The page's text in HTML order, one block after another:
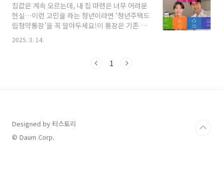
집값은 계속 오르는데, 내 집 마련은 너무 어려운
현실…이런 고민을 하는 청년이라면 ‘청년주택드
림청약통장’을 꼭 알아두세요!이 통장은 기존 청
약통장보다 우대금리, 비과세 혜택, 소득공제까
지 받을 수 있어요.특히, 올해 상반기에는 연계 대
입하는 게 유리하겠죠?1️⃣ 청년주택드림청약통
약통장이 있다면 전환 가능가입 가능 은행: 우리,
국민, 농협, 신한, 하나, 기업, 부산, 대구, 경남은
2025. 3. 14.
1
Designed by 티스토리
© Daum Corp.